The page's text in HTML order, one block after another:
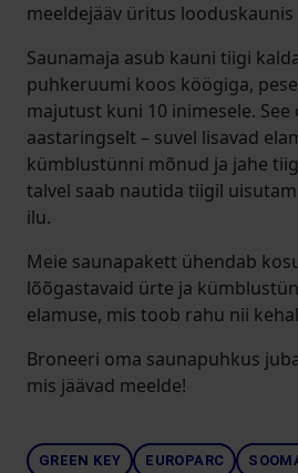
meeldejääv üritus
Saunamaja asub kauni tiigi
puhkeruumi koos köögiga,
majutust kuni 10 inimesele. See
aastaringselt – suvel lisavad
kümblustünni mõnud ja jahe
talvel saab nautida tiigil
ilu.
Meie saunapakett ühendab
lõõgastavaid ürte ja
elamuse, mis toob rahu nii
Broneeri oma saunapuhkus
mis jäävad meelde!
GREEN KEY EUROPARC